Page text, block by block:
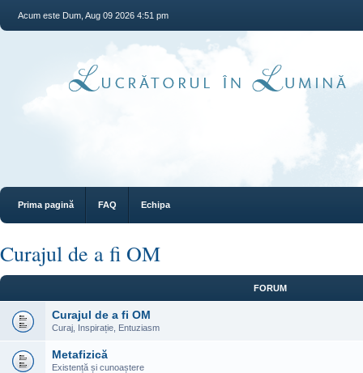
Acum este Dum, Aug 09 2026 4:51 pm
Prima pagină FAQ Echipa
Curajul de a fi OM
FORUM
Curajul de a fi OM
Curaj, Inspirație, Entuziasm
Metafizică
Existență și cunoaștere